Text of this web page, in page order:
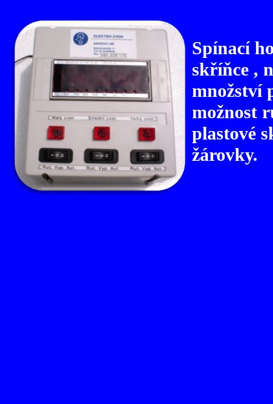
Spínací
skříňce ,
množství
možnost
plastové
žárovky.